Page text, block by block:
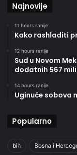
Najnovije
11 hours ranije
Kako rashladiti
12 hours ranije
Sud u Novom
dodatnih 567
14 hours ranije
Uginuće sobova
Popularno
bih Bosna i